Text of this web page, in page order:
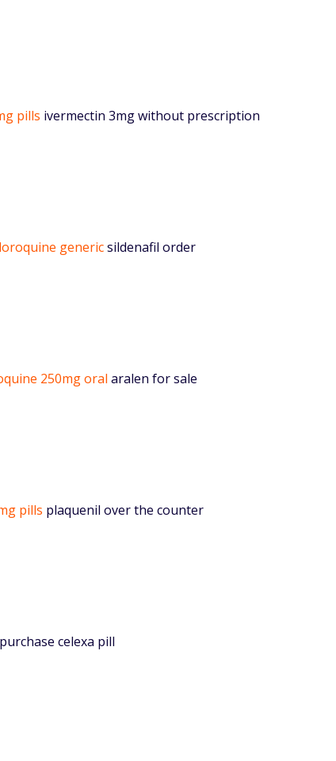
pills ivermectin 3mg without prescription
genericsildenafil order
250mg oral aralen for sale
pills plaquenil over the counter
purchase celexa pill